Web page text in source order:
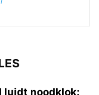
luidt noodklok: